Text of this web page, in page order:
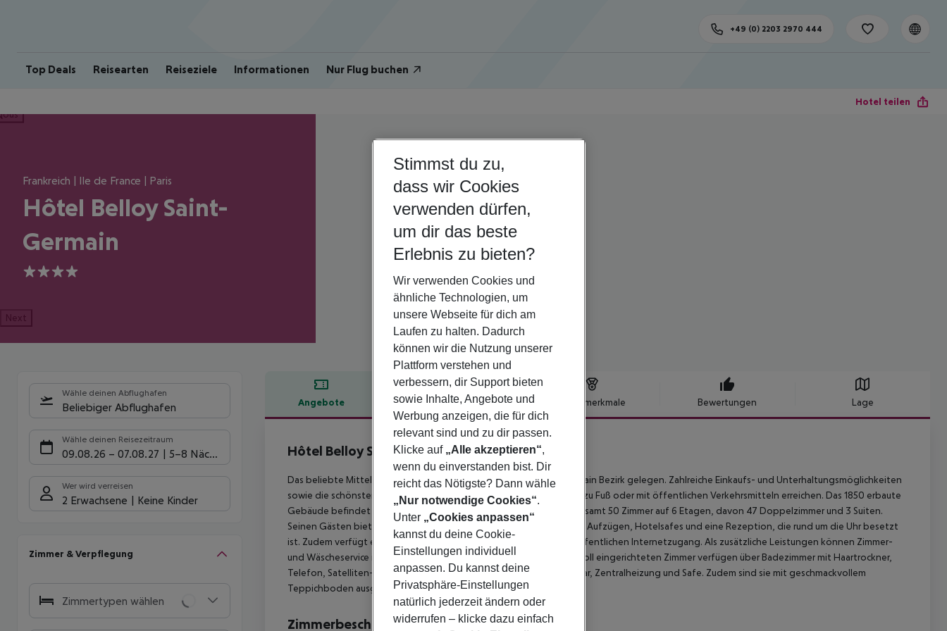
Top Deals Reisearten Reiseziele Informationen Nur Flug buchen
+49 (0) 2203 2970 444
Hotel teilen
Frankreich | Ile de France | Paris
Hôtel Belloy Saint-
Germain
4
Next
Wähle deinen Abflughafen
Beliebiger Abflughafen
Wähle deinen Reisezeitraum
09.08.26 – 07.08.27 5-8 Nächte
Wer wird verreisen
2 Erwachsene Keine Kinder
Zimmer & Verpflegung
Zimmertypen wählen
Angebote Hotelbeschreibung Hotelmerkmale Bewertungen Lage
Hotelbeschreibung
Hôtel Belloy Saint-Germain
4
Das beliebte Mittelklassehotel ist zentral im historischen Saint Germain Bezirk gelegen. Zahlreiche Einkaufs- und Unterhaltungsmöglichkeiten
sowie die schönsten Pariser Sehenswürdigkeiten kann man bequem zu Fuß oder mit öffentlichen Verkehrsmitteln erreichen. Das 1850 erbaute
Gebäude befindet sich an einer Hauptstraße und verfügt über insgesamt 50 Zimmer auf 6 Etagen, davon 47 Doppelzimmer und 3 Suiten.
Seinen Gästen bietet das Hotel eine großzügige Empfangshalle mit Aufzügen, Hotelsafes und eine Rezeption, die rund um die Uhr besetzt
ist. Zudem verfügt es über ein klimatisiertes Restaurant und einen öffentlichen Internetzugang. Als zusätzliche Leistungen können Zimmer-
und Wäscheservice in Anspruch genommen werden.Die geschmackvoll eingerichteten Zimmer verfügen über Badezimmer mit Haartrockner,
Telefon, Satelliten-/Kabel-TV, eigenen Internetzugang sowie Minibar, Zentralheizung und Safe. Zudem sind sie mit geschmackvollem
Teppichboden ausgestattet.
Zimmerbeschreibung
Stimmst du zu,
dass wir Cookies
verwenden dürfen,
um dir das beste
Erlebnis zu bieten?
Wir verwenden Cookies und
ähnliche Technologien, um
unsere Webseite für dich am
Laufen zu halten. Dadurch
können wir die Nutzung unserer
Plattform verstehen und
verbessern, dir Support bieten
sowie Inhalte, Angebote und
Werbung anzeigen, die für dich
relevant sind und zu dir passen.
Klicke auf „Alle akzeptieren“,
wenn du einverstanden bist. Dir
reicht das Nötigste? Dann wähle
„Nur notwendige Cookies“.
Unter „Cookies anpassen“
kannst du deine Cookie-
Einstellungen individuell
anpassen. Du kannst deine
Privatsphäre-Einstellungen
natürlich jederzeit ändern oder
widerrufen – klicke dazu einfach